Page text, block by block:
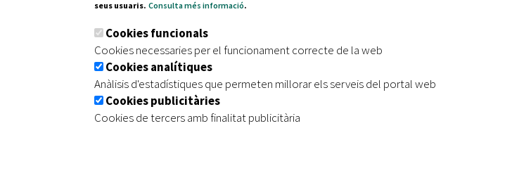
Tel. 935 80 88 88
| Avís legal | Protecció de dades
seus usuaris. Consulta més informació.
Cookies funcionals
Cookies necessaries per el funcionament correcte de la web
Cookies analítiques
Anàlisis d'estadístiques que permeten millorar els serveis del portal web
Cookies publicitàries
Cookies de tercers amb finalitat publicitària